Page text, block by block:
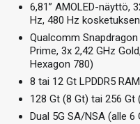
6,81” AMOLED-näyttö,
Hz, 480 Hz
Qualcomm
Prime, 3x 2,42 GHz
Hexagon 780)
8 tai 12 Gt LPDDR5
128 Gt (8 Gt) tai 256 Gt
Dual 5G SA/NSA (alle 6